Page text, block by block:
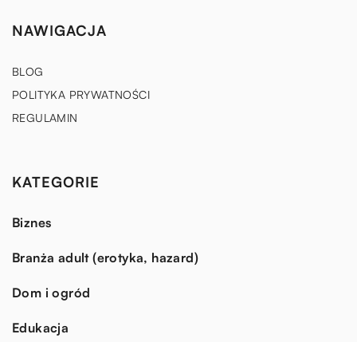
NAWIGACJA
BLOG
POLITYKA PRYWATNOŚCI
REGULAMIN
KATEGORIE
Biznes
Branża adult (erotyka, hazard)
Dom i ogród
Edukacja